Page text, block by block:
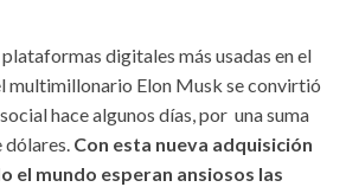
digitales más usadas en el
multimillonario Elon Musk se convirtió
hace algunos días, por una suma
dólares. Con esta nueva adquisición
el mundo esperan ansiosos las